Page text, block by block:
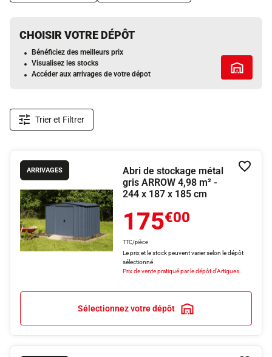
CHOISIR VOTRE DÉPÔT
Bénéficiez des meilleurs prix
Visualisez les stocks
Accéder aux arrivages de votre dépot
Tous les
Trier et Filtrer
ARRIVAGES
Abri de stockage métal
gris ARROW 4,98 m² -
244 x 187 x 185 cm
175€00
TTC/pièce
Le prix et le stock peuvent varier selon le dépôt
sélectionné
Prix de vente pratiqué par le dépôt d'Artigues.
Sélectionnez votre dépôt